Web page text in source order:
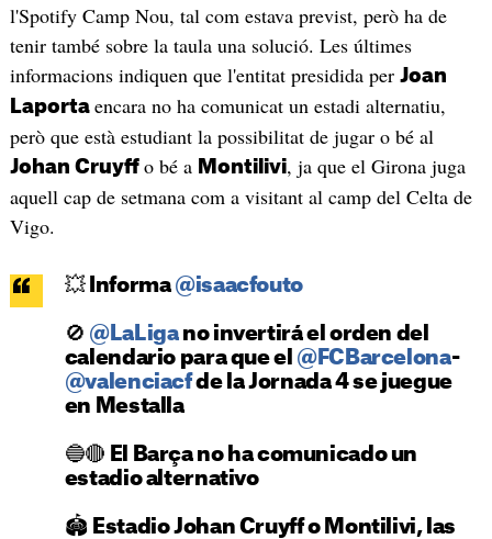
l'Spotify Camp Nou, tal com estava previst, però ha de
tenir també sobre la taula una solució. Les últimes
informacions indiquen que l'entitat presidida per Joan
Laporta encara no ha comunicat un estadi alternatiu,
però que està estudiant la possibilitat de jugar o bé al
Johan Cruyff o bé a Montilivi, ja que el Girona juga
aquell cap de setmana com a visitant al camp del Celta de
Vigo.
💥 Informa @isaacfouto
🚫 @LaLigano invertirá el orden del
calendario para que el @FCBarcelona-
@valenciacfde la Jornada 4 se juegue
en Mestalla
🔵🔴 El Barça no ha comunicado un
estadio alternativo
🏟️ Estadio Johan Cruyff o Montilivi, las